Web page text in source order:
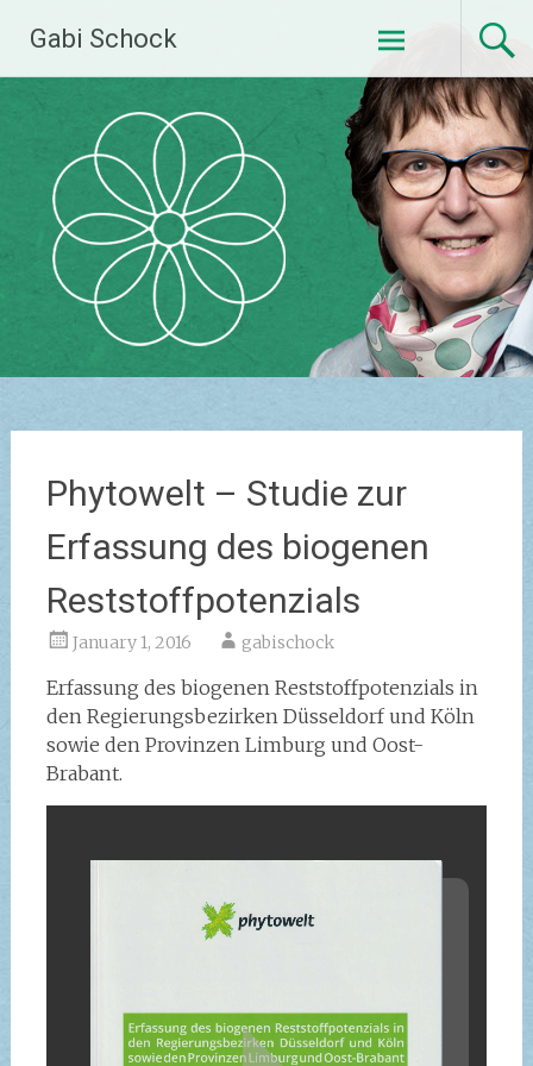
content
Gabi Schock
Phytowelt – Studie zur
Erfassung des biogenen
Reststoffpotenzials
January 1, 2016 gabischock
Erfassung des biogenen Reststoffpotenzials in
den Regierungsbezirken Düsseldorf und Köln
sowie den Provinzen Limburg und Oost-
Brabant.